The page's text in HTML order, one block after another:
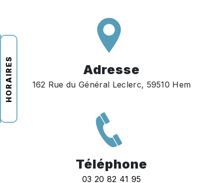
HORAIRES Adresse
162 Rue du Général Leclerc, 59510 Hem
Téléphone
03 20 82 41 95